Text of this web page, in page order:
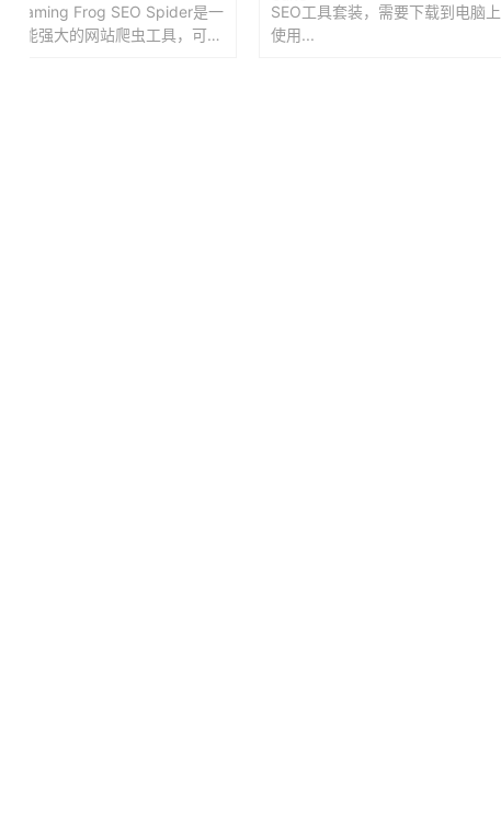
Screaming Frog SEO Spider是一
款功能强大的网站爬虫工具，可帮
SEO工具套装，需要下载到电脑上
使用...